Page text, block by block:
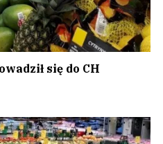
się do CH